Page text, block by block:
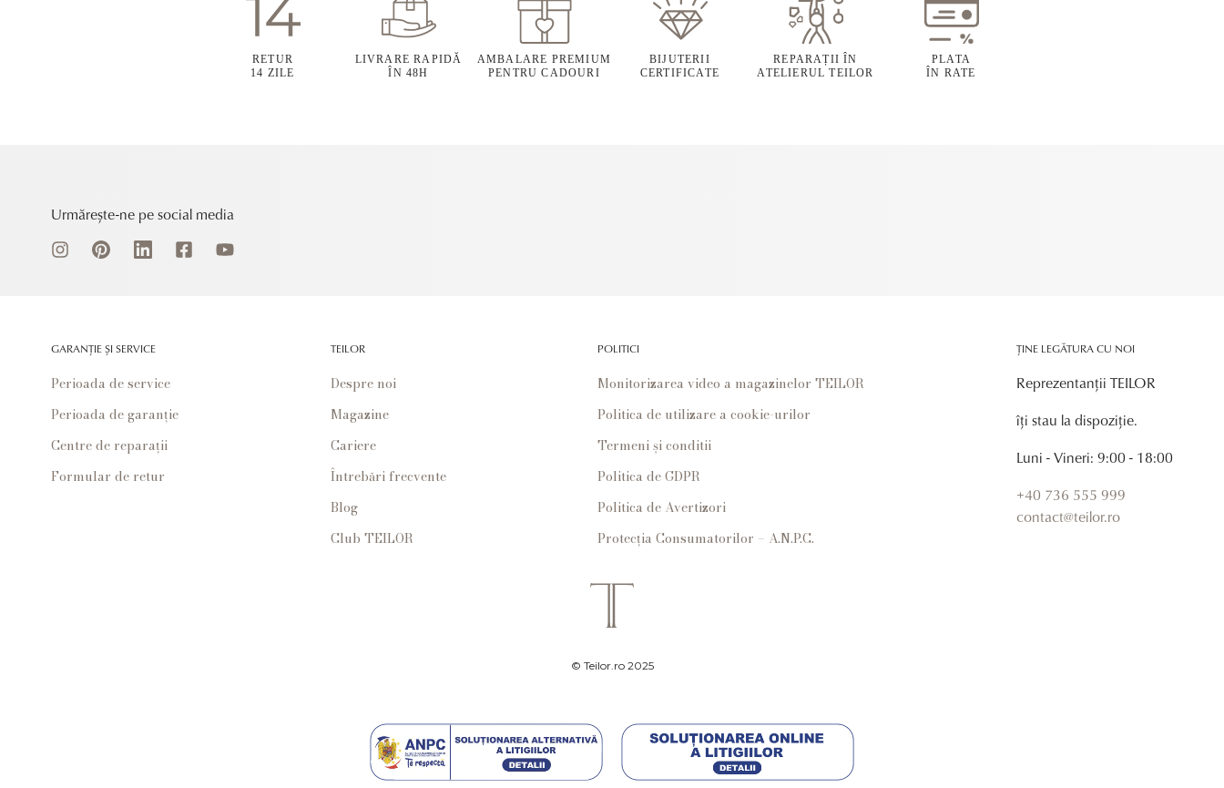
RETUR
14 ZILE
LIVRARE RAPIDĂ
ÎN 48H
AMBALARE PREMIUM
PENTRU CADOURI
BIJUTERII
CERTIFICATE
REPARAȚII ÎN
ATELIERUL TEILOR
PLATA
ÎN RATE
Urmărește-ne pe social media
GARANȚIE ȘI SERVICE
Perioada de service
Perioada de garanție
Centre de reparații
Formular de retur
TEILOR
Despre noi
Magazine
Cariere
Întrebări frecvente
Blog
Club TEILOR
POLITICI
Monitorizarea video a magazinelor TEILOR
Politica de utilizare a cookie-urilor
Termeni și conditii
Politica de GDPR
Politica de Avertizori
Protecția Consumatorilor – A.N.P.C.
ȚINE LEGĂTURA CU NOI
Reprezentanții TEILOR
îți stau la dispoziție.
Luni - Vineri: 9:00 - 18:00
+40 736 555 999
contact@teilor.ro
© Teilor.ro 2025